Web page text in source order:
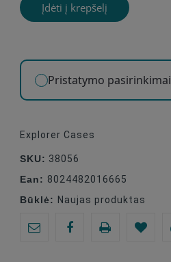
Įdėti į krepšelį
Pristatymo pasirinkimai
Explorer Cases
SKU: 38056
Ean: 8024482016665
Būklė: Naujas produktas